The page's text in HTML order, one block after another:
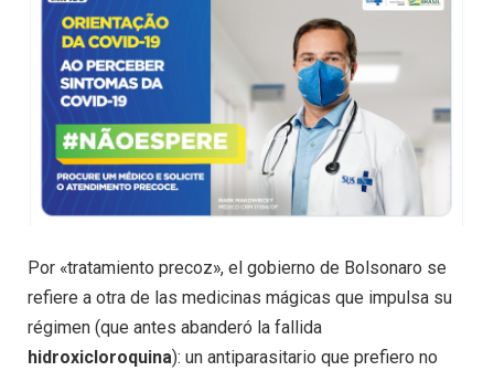
Por «tratamiento precoz», el gobierno de Bolsonaro se
refiere a otra de las medicinas mágicas que impulsa su
régimen (que antes abanderó la fallida
hidroxicloroquina): un antiparasitario que prefiero no